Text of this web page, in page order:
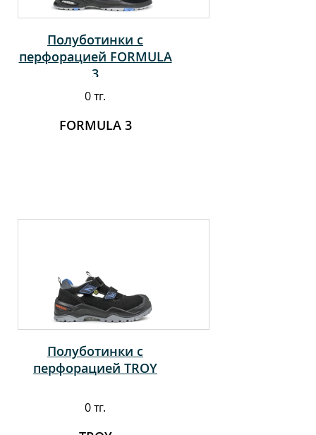
Полуботинки с
перфорацией FORMULA
3
0 тг.
FORMULA 3
Полуботинки с
перфорацией TROY
0 тг.